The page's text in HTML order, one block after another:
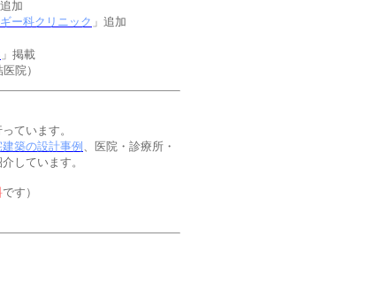
追加
ー科クリニック 」追加
」掲載
）
ています。
築の設計事例 、医院・診療所・
しています。
です）